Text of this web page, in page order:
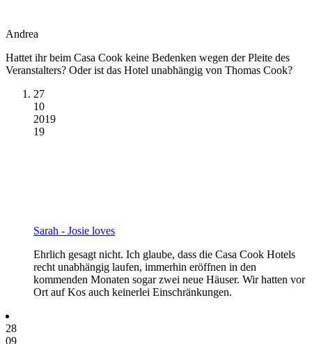
Andrea
Hattet ihr beim Casa Cook keine Bedenken wegen der Pleite des
Veranstalters? Oder ist das Hotel unabhängig von Thomas Cook?
27
10
2019
19
Sarah - Josie loves
Ehrlich gesagt nicht. Ich glaube, dass die Casa Cook Hotels
recht unabhängig laufen, immerhin eröffnen in den
kommenden Monaten sogar zwei neue Häuser. Wir hatten vor
Ort auf Kos auch keinerlei Einschränkungen.
28
09